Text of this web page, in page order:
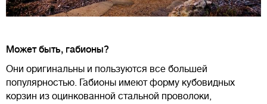
Может быть, габионы?
Они оригинальны и пользуются все большей
популярностью. Габионы имеют форму кубовидных
корзин из оцинкованной стальной проволоки,